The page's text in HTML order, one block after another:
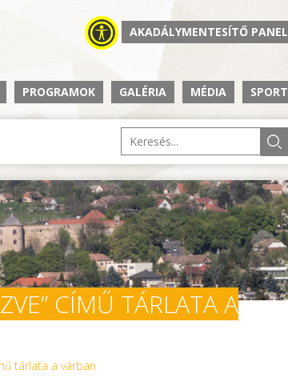
AKADÁLYMENTESÍTŐ PANEL
PROGRAMOK GALÉRIA MÉDIA SPORT
CÍMŰ TÁRLATA A
tárlata a várban